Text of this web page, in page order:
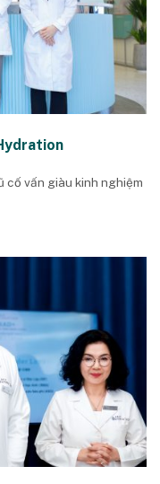
cố vấn giàu kinh nghiệm